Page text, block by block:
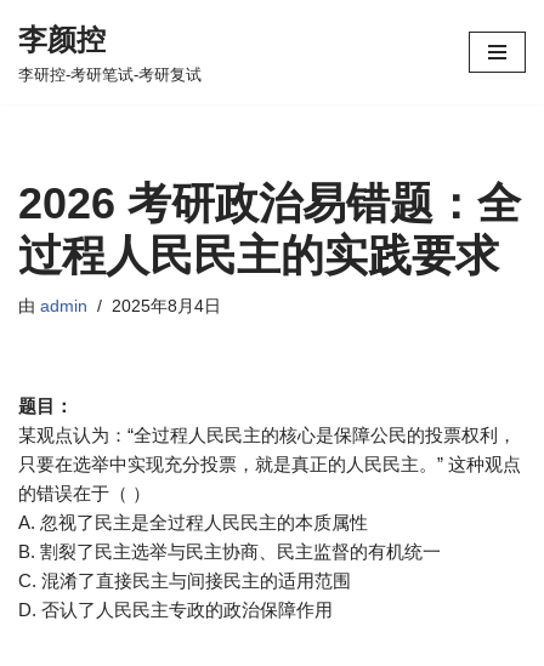
跳
李颜控
李研控-考研笔试-考研复试
2026 考研政治易错题：全
过程人民民主的实践要求
由 admin 2025年8月4日
题目：
某观点认为：“全过程人民民主的核心是保障公民的投票权利，
只要在选举中实现充分投票，就是真正的人民民主。” 这种观点
的错误在于（ ）
A. 忽视了民主是全过程人民民主的本质属性
B. 割裂了民主选举与民主协商、民主监督的有机统一
C. 混淆了直接民主与间接民主的适用范围
D. 否认了人民民主专政的政治保障作用